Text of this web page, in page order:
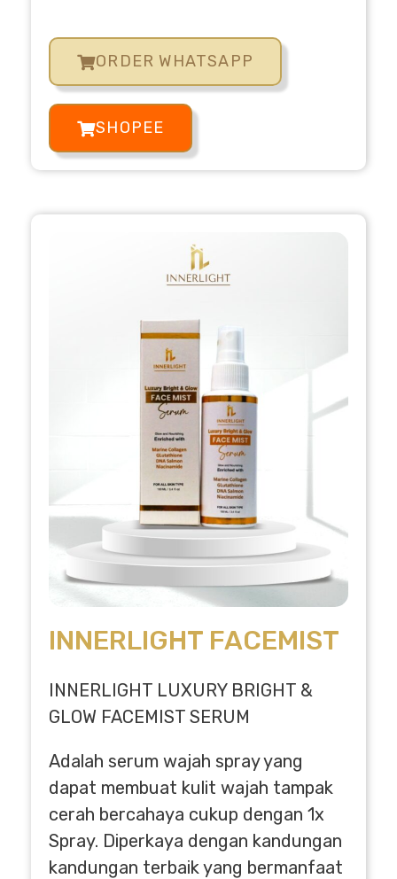
ORDER WHATSAPP
SHOPEE
INNERLIGHT FACEMIST
INNERLIGHT LUXURY BRIGHT &
GLOW FACEMIST SERUM
Adalah serum wajah spray yang
dapat membuat kulit wajah tampak
cerah bercahaya cukup dengan 1x
Spray. Diperkaya dengan kandungan
kandungan terbaik yang bermanfaat